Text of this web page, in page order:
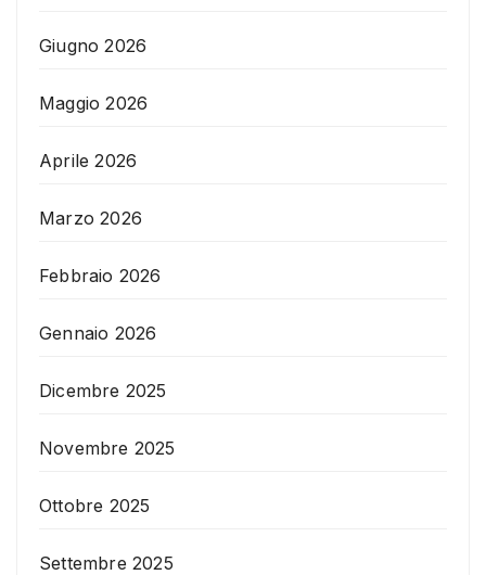
Giugno 2026
Maggio 2026
Aprile 2026
Marzo 2026
Febbraio 2026
Gennaio 2026
Dicembre 2025
Novembre 2025
Ottobre 2025
Settembre 2025